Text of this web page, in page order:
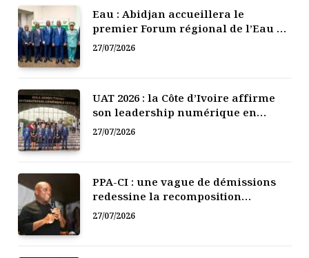
Eau : Abidjan accueillera le
premier Forum régional de l’Eau de
l’Afrique de l’Ouest
27/07/2026
UAT 2026 : la Côte d’Ivoire affirme
son leadership numérique en
Afrique
27/07/2026
PPA-CI : une vague de démissions
redessine la recomposition
politique
27/07/2026